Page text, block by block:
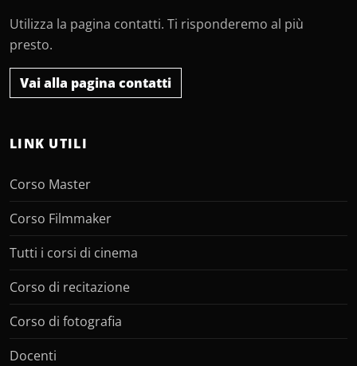
Utilizza la pagina contatti. Ti risponderemo al più
presto.
Vai alla pagina contatti
LINK UTILI
Corso Master
Corso Filmmaker
Tutti i corsi di cinema
Corso di recitazione
Corso di fotografia
Docenti